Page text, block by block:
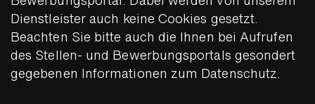
Dienstleister auch keine Cookies gesetzt.
Beachten Sie bitte auch die Ihnen bei Aufrufen
des Stellen- und Bewerbungsportals gesondert
gegebenen Informationen zum Datenschutz.